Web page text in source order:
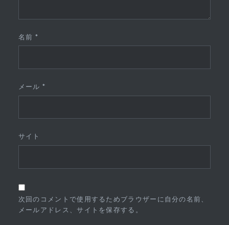
名前 *
メール*
サイト
次回のコメントで使用するためブラウザーに自分の名前、
メールアドレス、サイトを保存する。